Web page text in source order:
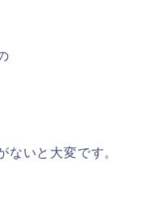
ないと大変です。